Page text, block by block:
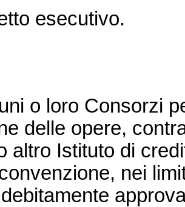
esecutivo.
o loro Consorzi
delle opere,
altro Istituto di
nei